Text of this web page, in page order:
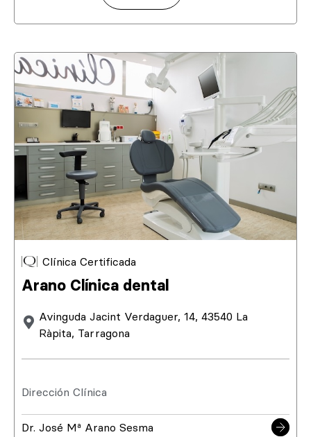
Clínica Certificada
Arano Clínica dental
Avinguda Jacint Verdaguer, 14, 43540 La
Ràpita, Tarragona
Dirección Clínica
Dr. José Mª Arano Sesma